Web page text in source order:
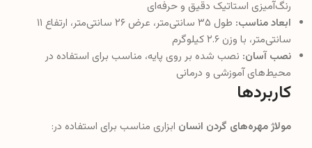
رنگ‌آمیزی استاتیک دقیق و حرفه‌ای
ابعاد مناسب:
طول ۳۵ سانتی‌متر، عرض ۲۶ سانتی‌متر، ارتفاع ۱۱
سانتی‌متر، با وزن ۲.۶ کیلوگرم
نصب آسان: نصب شده بر روی پایه، مناسب برای استفاده در
محیط‌های آموزشی و درمانی
کاربردها
مولاژ مهره‌های گردن انسان ابزاری مناسب برای استفاده در: